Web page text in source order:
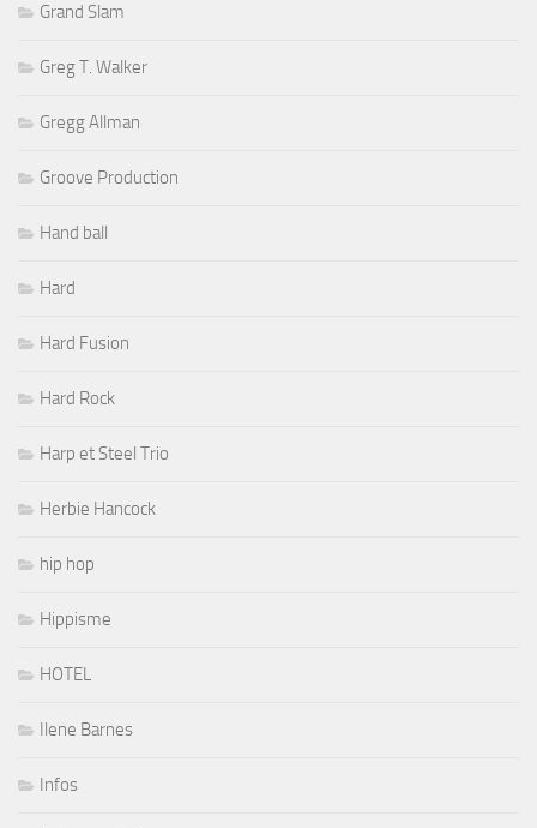
Grand Slam
Greg T. Walker
Gregg Allman
Groove Production
Hand ball
Hard
Hard Fusion
Hard Rock
Harp et Steel Trio
Herbie Hancock
hip hop
Hippisme
HOTEL
Ilene Barnes
Infos